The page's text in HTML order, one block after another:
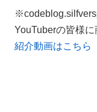
YouTuberの皆様
紹介動画はこちら